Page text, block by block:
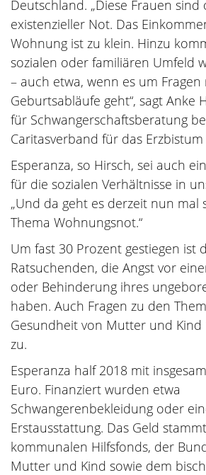
Deutschland. „Diese Frauen sind
existenzieller Not. Das
Wohnung ist zu klein. Hinzu
sozialen oder familiären Umfeld
– auch etwa, wenn es um
Geburtsabläufe geht“, sagt Anke
für Schwangerschaftsberatung
Caritasverband für das Erzbistum
Esperanza, so Hirsch, sei auch
für die sozialen Verhältnisse in
„Und da geht es derzeit nun mal
Thema Wohnungsnot.“
Um fast 30 Prozent gestiegen ist
Ratsuchenden, die Angst vor
oder Behinderung ihres
haben. Auch Fragen zu den
Gesundheit von Mutter und
zu.
Esperanza half 2018 mit
Euro. Finanziert wurden etwa
Schwangerenbekleidung oder
Erstausstattung. Das Geld
kommunalen Hilfsfonds, der
Mutter und Kind sowie dem